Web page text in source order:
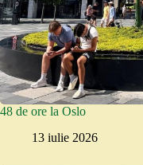
48 de ore la Oslo
13 iulie 2026